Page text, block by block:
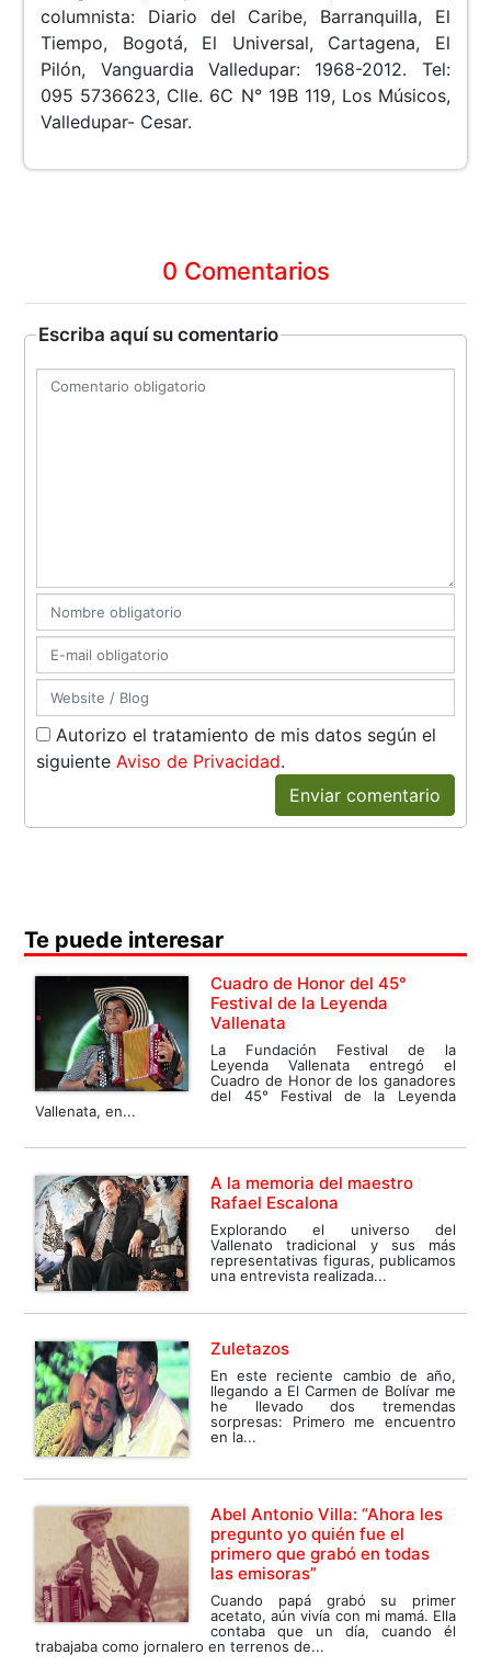
columnista: Diario del Caribe, Barranquilla, El
Tiempo, Bogotá, El Universal, Cartagena, El
Pilón, Vanguardia Valledupar: 1968-2012. Tel:
095 5736623, Clle. 6C N° 19B 119, Los Músicos,
Valledupar- Cesar.
0 Comentarios
Escriba aquí su comentario
Autorizo el tratamiento de mis datos según el
siguienteAviso de Privacidad.
Enviar comentario
Te puede interesar
Cuadro de Honor del 45°
Festival de la Leyenda
Vallenata
La Fundación Festival de la
Leyenda Vallenata entregó el
Cuadro de Honor de los ganadores
del 45° Festival de la Leyenda
Vallenata, en...
A la memoria del maestro
Rafael Escalona
Explorando el universo del
Vallenato tradicional y sus más
representativas figuras, publicamos
una entrevista realizada...
Zuletazos
En este reciente cambio de año,
llegando a El Carmen de Bolívar me
he llevado dos tremendas
sorpresas: Primero me encuentro
en la...
Abel Antonio Villa: “Ahora les
pregunto yo quién fue el
primero que grabó en todas
las emisoras”
Cuando papá grabó su primer
acetato, aún vivía con mi mamá. Ella
contaba que un día, cuando él
trabajaba como jornalero en terrenos de...